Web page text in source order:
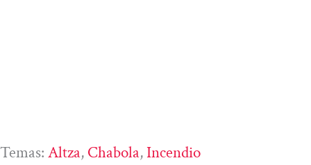
Temas: Altza, Chabola, Incendio